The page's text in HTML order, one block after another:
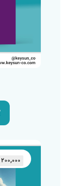
۲۰۰,۰۰۰